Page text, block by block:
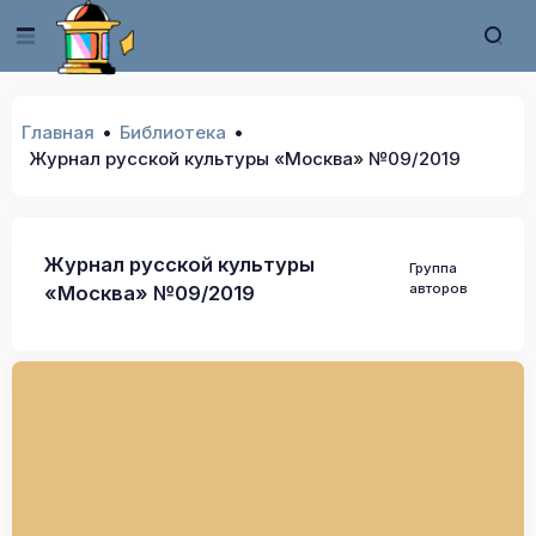
Главная
Библиотека
Журнал русской культуры «Москва» №09/2019
Журнал русской культуры
«Москва» №09/2019
Группа
авторов